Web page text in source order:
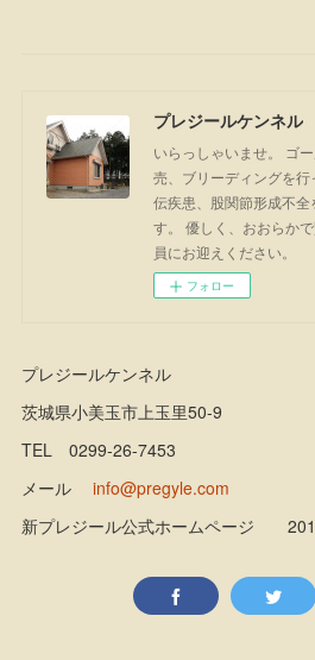
プレジールケンネル
いらっしゃいませ。 ゴ
売、ブリーディングを
伝疾患、股関節形成不
す。 優しく、おおらか
員にお迎えください。
フォロー
プレジールケンネル
茨城県小美玉市上玉里50-9
TEL 0299-26-7453
メールinfo@pregyle.com
新プレジール公式ホームページ